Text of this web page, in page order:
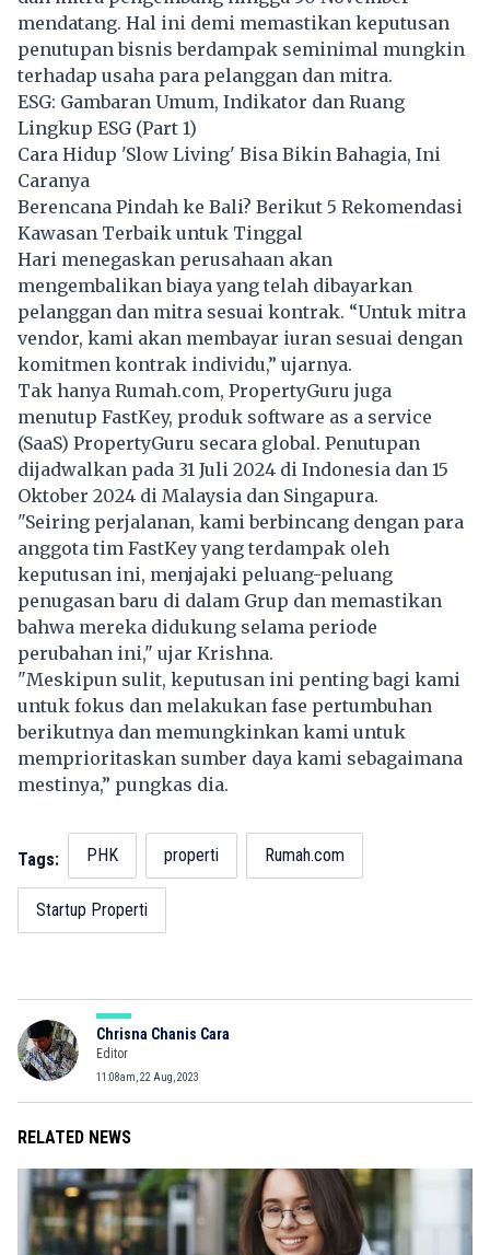
mendatang. Hal ini demi memastikan keputusan
penutupan bisnis berdampak seminimal mungkin
terhadap usaha para pelanggan dan mitra.
ESG: Gambaran Umum, Indikator dan Ruang
Lingkup ESG (Part 1)
Cara Hidup 'Slow Living' Bisa Bikin Bahagia, Ini
Caranya
Berencana Pindah ke Bali? Berikut 5 Rekomendasi
Kawasan Terbaik untuk Tinggal
Hari menegaskan perusahaan akan
mengembalikan biaya yang telah dibayarkan
pelanggan dan mitra sesuai kontrak. “Untuk mitra
vendor, kami akan membayar iuran sesuai dengan
komitmen kontrak individu,” ujarnya.
Tak hanya Rumah.com, PropertyGuru juga
menutup FastKey, produk software as a service
(SaaS) PropertyGuru secara global. Penutupan
dijadwalkan pada 31 Juli 2024 di Indonesia dan 15
Oktober 2024 di Malaysia dan Singapura.
"Seiring perjalanan, kami berbincang dengan para
anggota tim FastKey yang terdampak oleh
keputusan ini, menjajaki peluang-peluang
penugasan baru di dalam Grup dan memastikan
bahwa mereka didukung selama periode
perubahan ini," ujar Krishna.
"Meskipun sulit, keputusan ini penting bagi kami
untuk fokus dan melakukan fase pertumbuhan
berikutnya dan memungkinkan kami untuk
memprioritaskan sumber daya kami sebagaimana
mestinya,” pungkas dia.
Tags: PHK properti Rumah.com
Startup Properti
Chrisna Chanis Cara
Editor
11:08am, 22 Aug, 2023
RELATED NEWS